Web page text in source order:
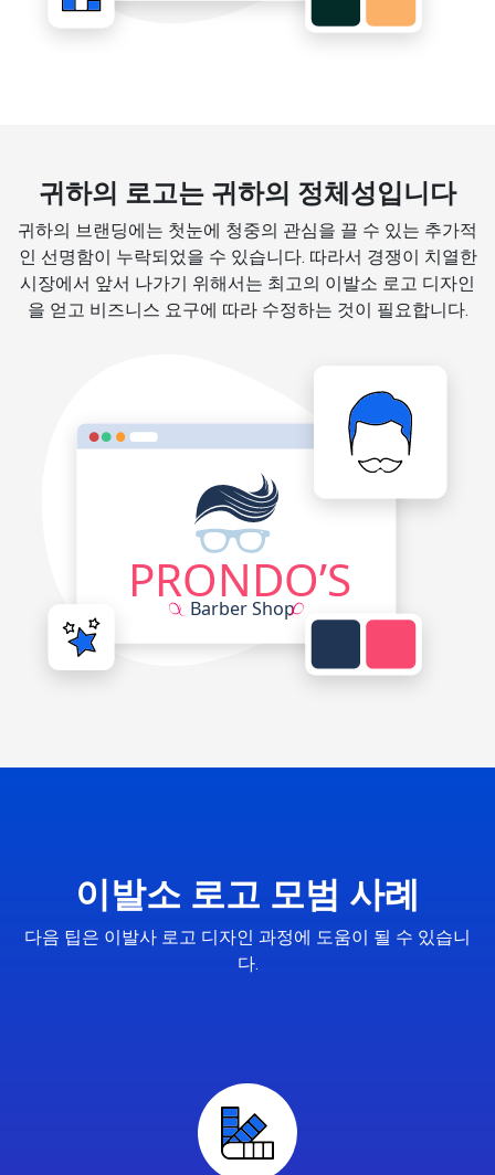
귀하의 로고는 귀하의 정체성입니다
귀하의 브랜딩에는 첫눈에 청중의 관심을 끌 수 있는 추가적
인 선명함이 누락되었을 수 있습니다. 따라서 경쟁이 치열한
시장에서 앞서 나가기 위해서는 최고의 이발소 로고 디자인
을 얻고 비즈니스 요구에 따라 수정하는 것이 필요합니다.
이발소 로고 모범 사례
다음 팁은 이발사 로고 디자인 과정에 도움이 될 수 있습니
다.